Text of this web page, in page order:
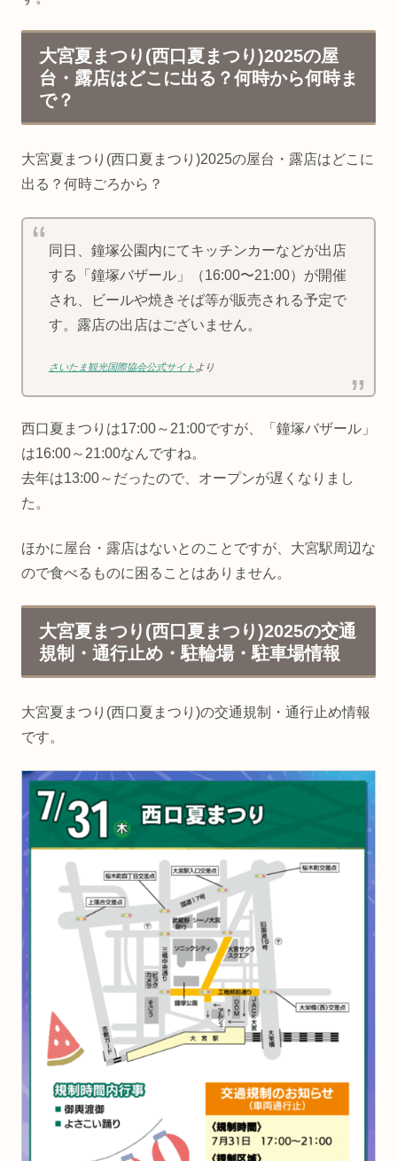
大宮夏まつり(西口夏まつり)2025の屋
台・露店はどこに出る？何時から何時ま
で？
大宮夏まつり(西口夏まつり)2025の屋台・露店はどこに
出る？何時ごろから？
同日、鐘塚公園内にてキッチンカーなどが出店
する「鐘塚バザール」（16:00〜21:00）が開催
され、ビールや焼きそば等が販売される予定で
す。露店の出店はございません。
さいたま観光国際協会公式サイト より
西口夏まつりは17:00～21:00ですが、「鐘塚バザール」
は16:00～21:00なんですね。
去年は13:00～だったので、オープンが遅くなりまし
た。
ほかに屋台・露店はないとのことですが、大宮駅周辺な
ので食べるものに困ることはありません。
大宮夏まつり(西口夏まつり)2025の交通
規制・通行止め・駐輪場・駐車場情報
大宮夏まつり(西口夏まつり)の交通規制・通行止め情報
です。